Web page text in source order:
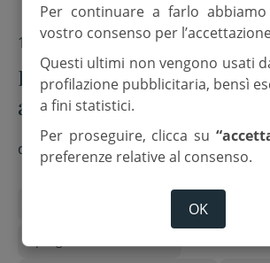
16 Dicembre 2024
Ricostruzione post-
approvati 23 progetti per
provinciali
di
ordinanze 33 e 35
Per continuare a farlo
vostro consenso per
Questi ultimi non vengono usati
profilazione pubblicitaria, bensì
a fini statistici.
Per proseguire, clicca su
preferenze relative al consenso.
OK